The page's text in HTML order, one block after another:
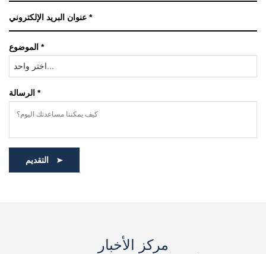
الموضوع *
الرسالة *
مركز الأخبار